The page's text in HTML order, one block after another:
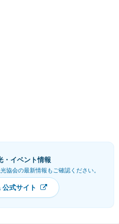
・イベント情報
協会の最新情報もご確認ください。
公式サイト